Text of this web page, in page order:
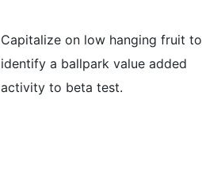
Capitalize on low hanging fruit to
identify a ballpark value added
activity to beta test.